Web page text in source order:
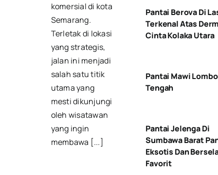
komersial di kota
Semarang.
Terletak di lokasi
yang strategis,
jalan ini menjadi
salah satu titik
utama yang
mesti dikunjungi
oleh wisatawan
yang ingin
membawa [...]
Pantai Berova Di
Terkenal Atas
Cinta Kolaka Utara
Pantai Mawi
Tengah
Pantai Jelenga Di
Sumbawa Barat
Eksotis Dan
Favorit